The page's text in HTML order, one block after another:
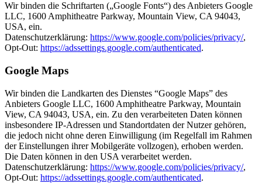
Wir binden die Schriftarten („Google Fonts“) des Anbieters Google
LLC, 1600 Amphitheatre Parkway, Mountain View, CA 94043,
USA, ein.
Datenschutzerklärung: https://www.google.com/policies/privacy/,
Opt-Out: https://adssettings.google.com/authenticated.
Google Maps
Wir binden die Landkarten des Dienstes “Google Maps” des
Anbieters Google LLC, 1600 Amphitheatre Parkway, Mountain
View, CA 94043, USA, ein. Zu den verarbeiteten Daten können
insbesondere IP-Adressen und Standortdaten der Nutzer gehören,
die jedoch nicht ohne deren Einwilligung (im Regelfall im Rahmen
der Einstellungen ihrer Mobilgeräte vollzogen), erhoben werden.
Die Daten können in den USA verarbeitet werden.
Datenschutzerklärung: https://www.google.com/policies/privacy/,
Opt-Out: https://adssettings.google.com/authenticated.